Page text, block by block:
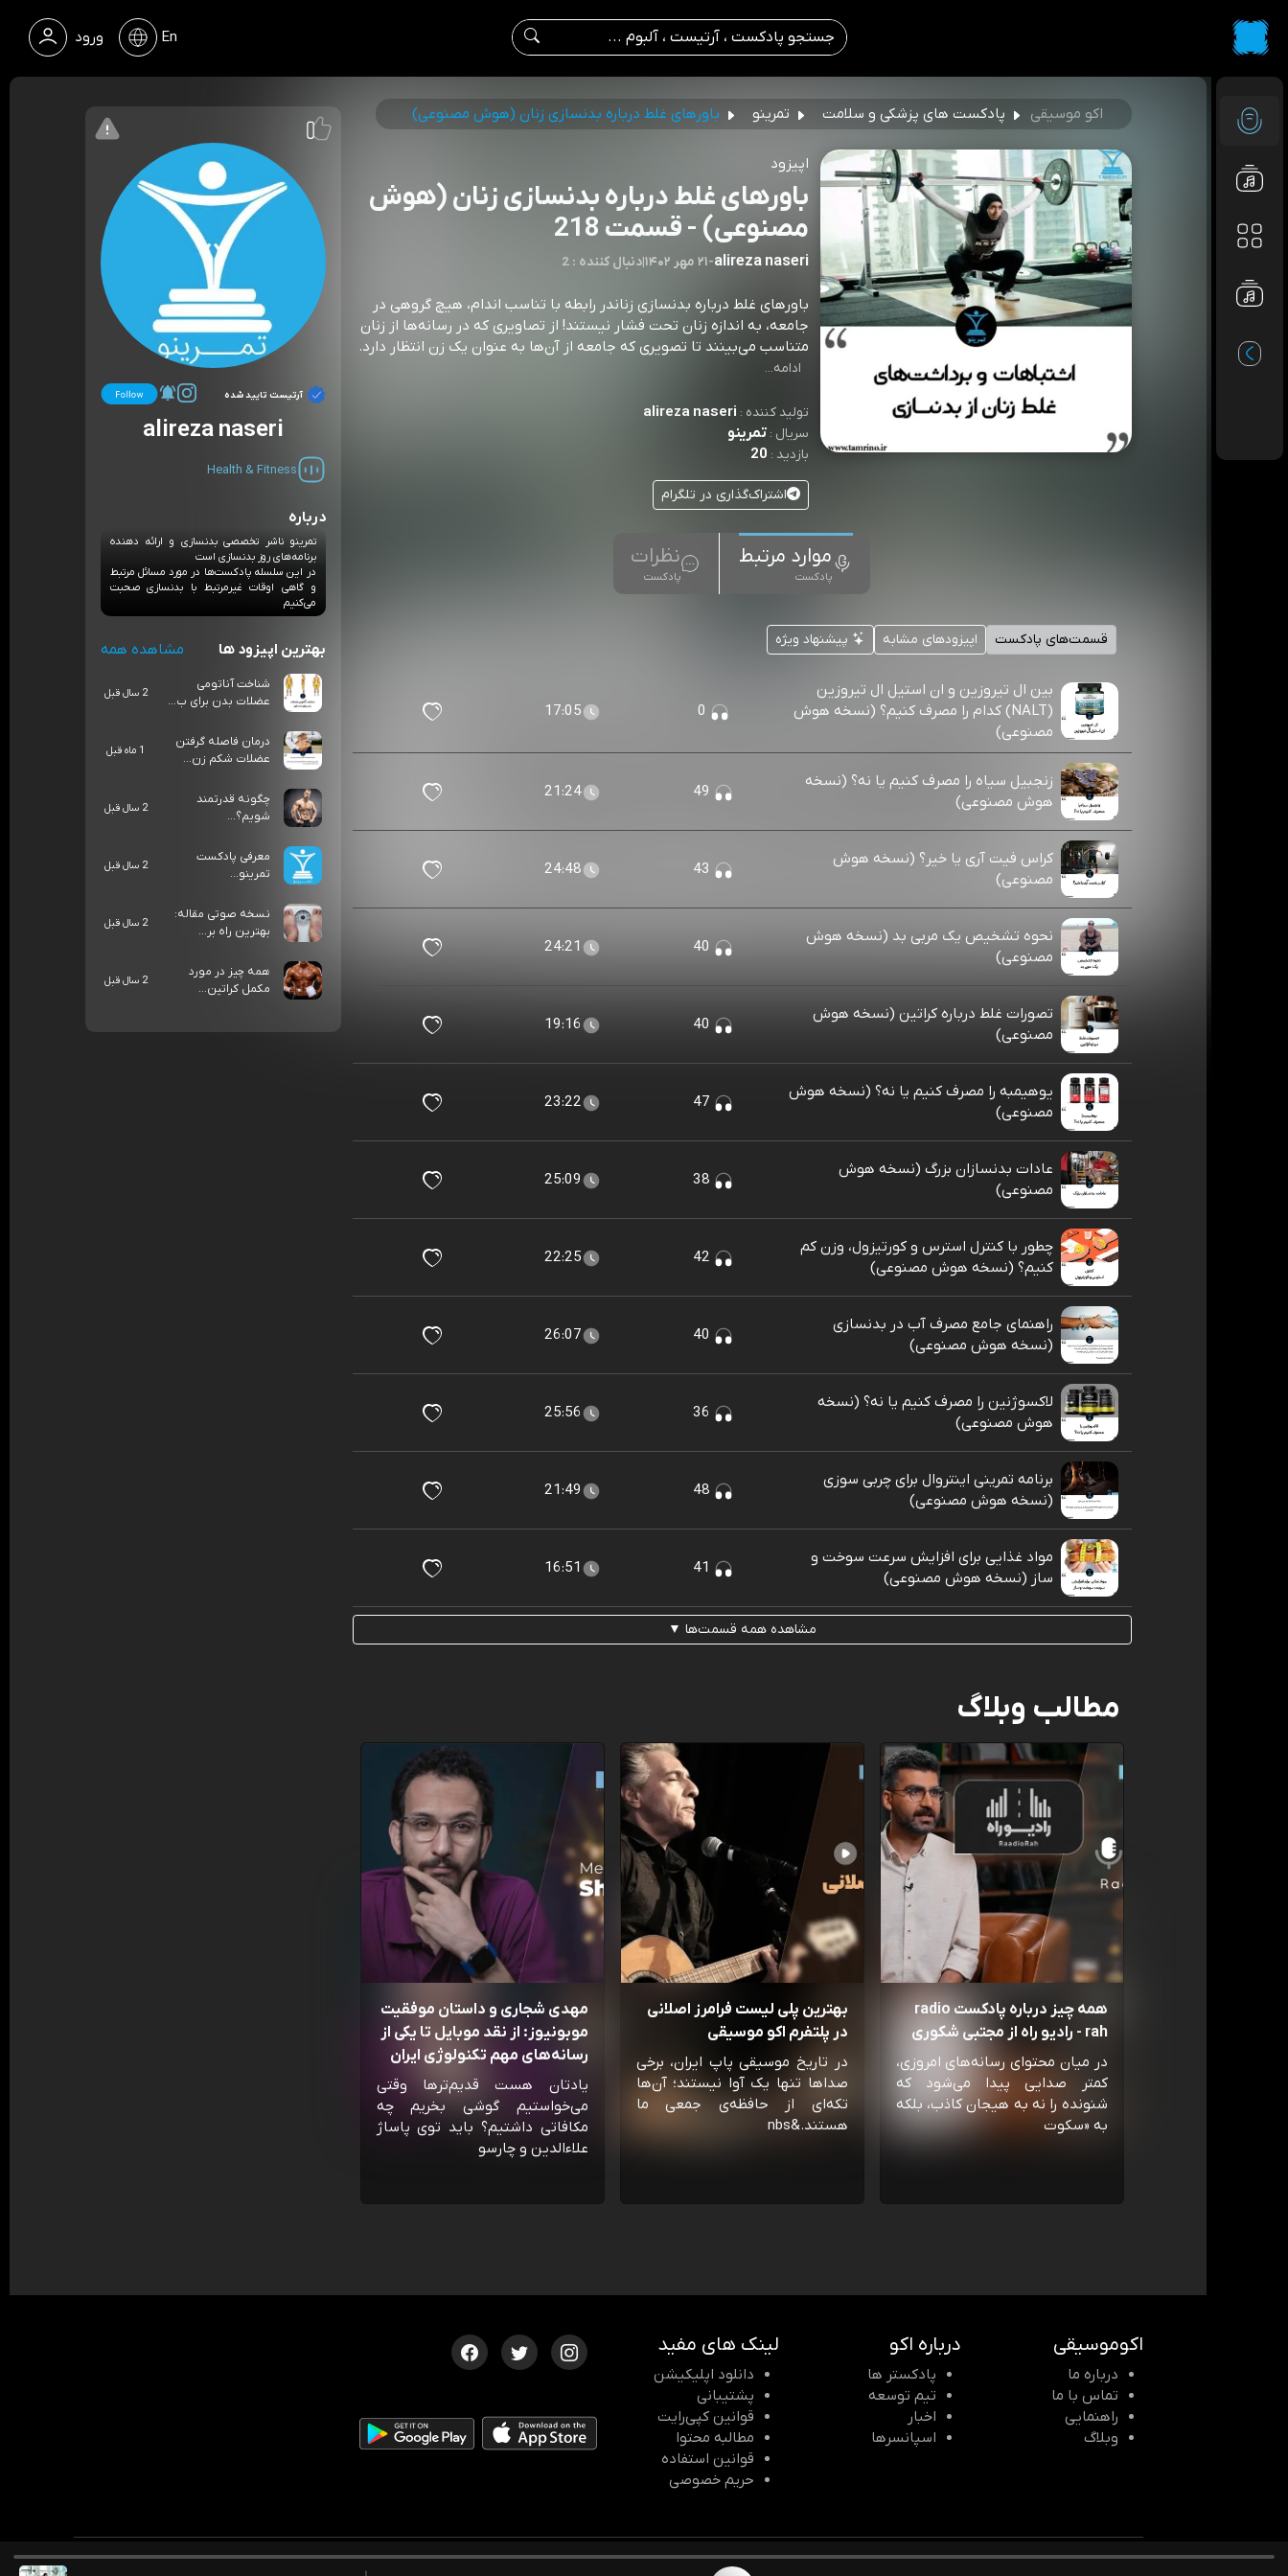
ورود En
اکو موسیقی پادکست های پزشکی و سلامت تمرینو باورهای غلط درباره بدنسازی زنان (هوش مصنوعی)
اپیزود
باورهای غلط درباره بدنسازی زنان (هوش
مصنوعی) - قسمت 218
alireza naseri
-۲۱ مهر ۱۴۰۲ |2 : دنبال کننده
باورهای غلط درباره بدنسازی زناندر رابطه با تناسب اندام، هیچ گروهی در
جامعه، به اندازه زنان تحت فشار نیستند! از تصاویری که در رسانه‌ها از زنان
متناسب می‌بینند تا تصویری که جامعه از آن‌ها به عنوان یک زن انتظار دارد.⁠⁠⁠⁠⁠⁠⁠⁠⁠⁠⁠⁠⁠⁠⁠⁠⁠⁠⁠⁠⁠⁠⁠⁠⁠⁠⁠⁠⁠⁠⁠⁠⁠⁠⁠⁠⁠⁠⁠⁠⁠⁠⁠⁠⁠⁠⁠⁠⁠⁠⁠⁠⁠⁠⁠⁠⁠⁠⁠⁠⁠⁠⁠⁠⁠⁠⁠
ادامه...
تولید کننده : alireza naseri
سریال :تمرینو
بازدید : 20
اشتراک‌گذاری در تلگرام
موارد مرتبط
پادکست
نظرات
پادکست
قسمت‌های پادکست اپیزودهای مشابه پیشنهاد ویژه
بین ال تیروزین و ان استیل ال تیروزین
(NALT) کدام را مصرف کنیم؟ (نسخه هوش
مصنوعی)
17:05
زنجبیل سیاه را مصرف کنیم یا نه؟ (نسخه
هوش مصنوعی)
21:24
کراس فیت آری یا خیر؟ (نسخه هوش
مصنوعی)
24:48
نحوه تشخیص یک مربی بد (نسخه هوش
مصنوعی)
24:21
تصورات غلط درباره کراتین (نسخه هوش
مصنوعی)
19:16
یوهیمبه را مصرف کنیم یا نه؟ (نسخه هوش
مصنوعی)
23:22
عادات بدنسازان بزرگ (نسخه هوش
مصنوعی)
25:09
چطور با کنترل استرس و کورتیزول، وزن کم
کنیم؟ (نسخه هوش مصنوعی)
22:25
راهنمای جامع مصرف آب در بدنسازی
(نسخه هوش مصنوعی)
26:07
لاکسوژنین را مصرف کنیم یا نه؟ (نسخه
هوش مصنوعی)
25:56
برنامه تمرینی اینتروال برای چربی سوزی
(نسخه هوش مصنوعی)
21:49
مواد غذایی برای افزایش سرعت سوخت و
ساز (نسخه هوش مصنوعی)
16:51
مشاهده همه قسمت‌ها ▼
مطالب وبلاگ
همه چیز درباره پادکست radio
rah - رادیو راه از مجتبی شکوری
در میان محتوای رسانه‌های امروزی،
کمتر صدایی پیدا می‌شود که
شنونده را نه به هیجان کاذب، بلکه
به «سکوت
بهترین پلی لیست فرامرز اصلانی
در پلتفرم اکو موسیقی
در تاریخ موسیقی پاپ ایران، برخی
صداها تنها یک آوا نیستند؛ آن‌ها
تکه‌ای از حافظه‌ی جمعی ما
هستند.&nbs
مهدی شجاری و داستان موفقیت
موبونیوز: از نقد موبایل تا یکی از
رسانه‌‌های مهم تکنولوژی ایران
یادتان هست قدیم‌ترها وقتی
می‌خواستیم گوشی بخریم چه
مکافاتی داشتیم؟ باید توی پاساژ
علاءالدین و چارسو
آرتیست تایید شده
alireza naseri
Health & Fitness
درباره
تمرینو ناشر تخصصی بدنسازی و ارائه دهنده
برنامه‌های روز بدنسازی است
در این سلسله پادکست‌ها در مورد مسائل مرتبط
و گاهی اوقات غیرمرتبط با بدنسازی صحبت
می‌کنیم
بهترین اپیزود ها مشاهده همه
شناخت آناتومی
عضلات بدن برای ب...
2 سال قبل
درمان فاصله گرفتن
عضلات شکم زن...
1 ماه قبل
چگونه قدرتمند
شویم؟...
2 سال قبل
معرفی پادکست
تمرینو...
2 سال قبل
نسخه صوتی مقاله:
بهترین راه بر...
2 سال قبل
همه چیز در مورد
مکمل کراتین...
2 سال قبل
اکوموسیقی
درباره ما
تماس با ما
راهنمایی
وبلاگ
درباره اکو
پادکستر ها
تیم توسعه
اخبار
اسپانسرها
لینک های مفید
دانلود اپلیکیشن
پشتیبانی
قوانین کپی‌رایت
مطالبه محتوا
قوانین استفاده
حریم خصوصی
© 2026 Echomusic & Podcast